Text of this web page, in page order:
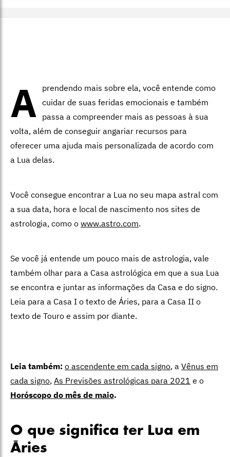
A prendendo mais sobre ela, você entende como
cuidar de suas feridas emocionais e também
passa a compreender mais as pessoas à sua
volta, além de conseguir angariar recursos para
oferecer uma ajuda mais personalizada de acordo com
a Lua delas.
Você consegue encontrar a Lua no seu mapa astral com
a sua data, hora e local de nascimento nos sites de
astrologia, como o www.astro.com.
Se você já entende um pouco mais de astrologia, vale
também olhar para a Casa astrológica em que a sua Lua
se encontra e juntar as informações da Casa e do signo.
Leia para a Casa I o texto de Áries, para a Casa II o
texto de Touro e assim por diante.
Leia também: o ascendente em cada signo, a Vênus em
cada signo, As Previsões astrológicas para 2021 e o
Horóscopo do mês de maio.
O que significa ter Lua em
Áries